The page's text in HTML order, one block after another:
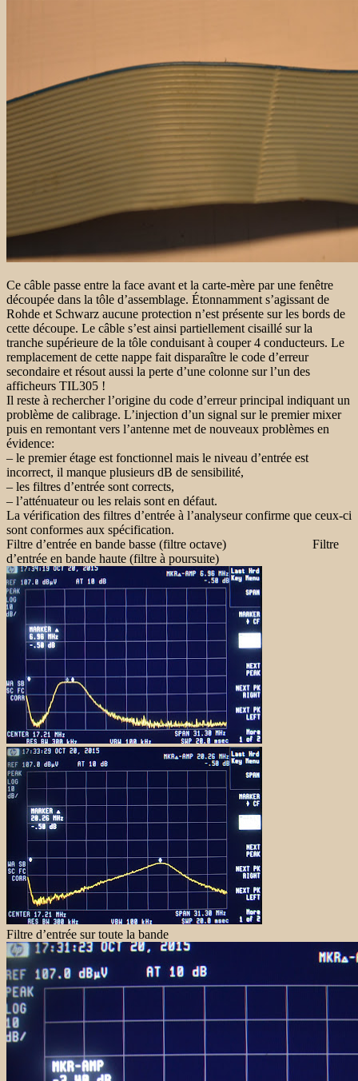
Ce câble passe entre la face avant et la carte-mère par une fenêtre
découpée dans la tôle d’assemblage. Étonnamment s’agissant de
Rohde et Schwarz aucune protection n’est présente sur les bords de
cette découpe. Le câble s’est ainsi partiellement cisaillé sur la
tranche supérieure de la tôle conduisant à couper 4 conducteurs. Le
remplacement de cette nappe fait disparaître le code d’erreur
secondaire et résout aussi la perte d’une colonne sur l’un des
afficheurs TIL305 !
Il reste à rechercher l’origine du code d’erreur principal indiquant un
problème de calibrage. L’injection d’un signal sur le premier mixer
puis en remontant vers l’antenne met de nouveaux problèmes en
évidence:
– le premier étage est fonctionnel mais le niveau d’entrée est
incorrect, il manque plusieurs dB de sensibilité,
– les filtres d’entrée sont corrects,
– l’atténuateur ou les relais sont en défaut.
La vérification des filtres d’entrée à l’analyseur confirme que ceux-ci
sont conformes aux spécification.
Filtre d’entrée en bande basse (filtre octave) Filtre
d’entrée en bande haute (filtre à poursuite)
Filtre d’entrée sur toute la bande